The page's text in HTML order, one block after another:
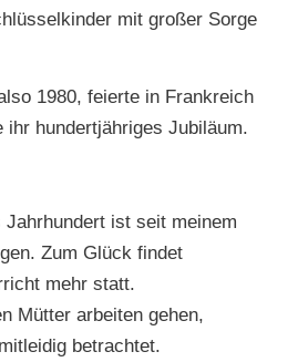
mit großer Sorge
1980, feierte in Frankreich
ihr hundertjähriges Jubiläum.
Jahrhundert ist seit meinem
Zum Glück findet
mehr statt.
Mütter arbeiten gehen,
betrachtet.